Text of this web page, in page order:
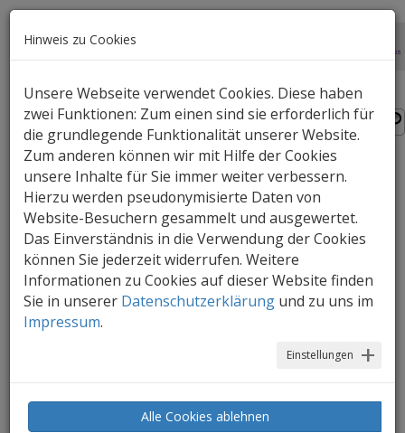
Stop Motion App
Ein Stop Motion Film (Legetrickfilm) kann
bereits im Kindergarten leicht produziert
werden. Wir stellen hier die App "Stop
Motion Studio" vor.
Stop-Motion ist eine einfache Animationstechnik,
die schon junge Kinder zum Erstellen kreativer
können. Dies kann entweder mit
Kamera und Videoschnittprogramm
Hinweis zu Cookies
Unsere Webseite verwendet Cookies. Diese haben
zwei Funktionen: Zum einen sind sie erforderlich für
die grundlegende Funktionalität unserer Website.
Zum anderen können wir mit Hilfe der Cookies
unsere Inhalte für Sie immer weiter verbessern.
Hierzu werden pseudonymisierte Daten von
Website-Besuchern gesammelt und ausgewertet.
Das Einverständnis in die Verwendung der Cookies
können Sie jederzeit widerrufen. Weitere
Informationen zu Cookies auf dieser Website finden
Sie in unserer Datenschutzerklärung und zu uns im
Impressum.
Einstellungen
Alle Cookies ablehnen